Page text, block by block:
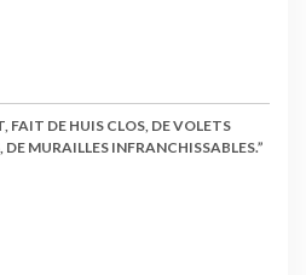
FAIT DE HUIS CLOS, DE VOLETS
DE MURAILLES INFRANCHISSABLES.”